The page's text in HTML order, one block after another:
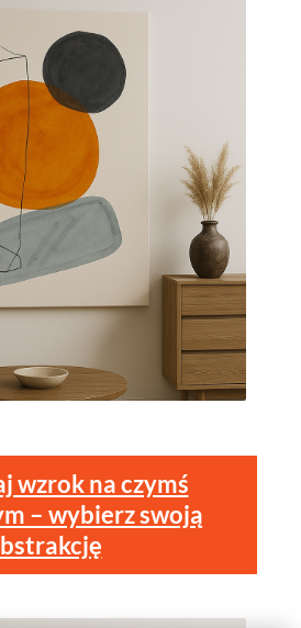
wzrok na czymś
– wybierz swoją